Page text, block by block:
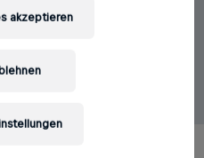
wie die
Bingemer.
akzeptieren